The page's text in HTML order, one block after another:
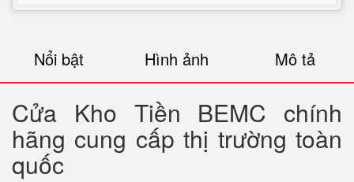
Nổi bật Hình ảnh Mô tả
Cửa Kho Tiền BEMC chính
hãng cung cấp thị trường toàn
quốc